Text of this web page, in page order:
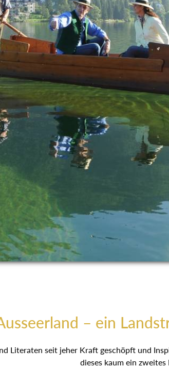
– ein
Literaten seit jeher Kraft geschöpft und
dieses kaum ein